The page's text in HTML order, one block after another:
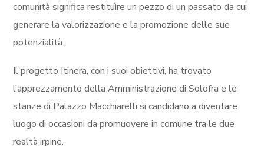
comunità significa restituìre un pezzo di un passato da cui
generare la valorizzazione e la promozione delle sue
potenzialità.
Il progetto Itinera, con i suoi obiettivi, ha trovato
l’apprezzamento della Amministrazione di Solofra e le
stanze di Palazzo Macchiarelli si candidano a diventare
luogo di occasioni da promuovere in comune tra le due
realtà irpine.